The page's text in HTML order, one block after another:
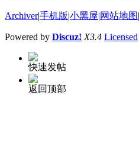
Archiver|手机版 小黑屋 网站地图
Powered by Discuz! X3.4 Licensed
快速发帖
返回顶部